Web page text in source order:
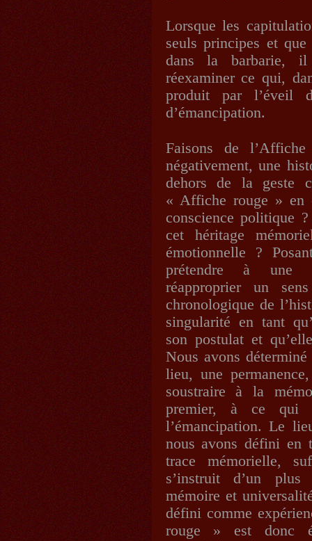
Lorsque les
seuls principes et
dans la barbarie,
réexaminer ce qui,
produit par l’éveil
d’émancipation.
Faisons de
négativement, une
dehors de la geste
« Affiche rouge » en
conscience politique
cet héritage
émotionnelle ?
prétendre à une
réapproprier un
chronologique de
singularité en tant
son postulat et
Nous avons
lieu, une
soustraire à la
premier, à ce qui
l’émancipation. Le
nous avons défini en
trace mémorielle,
s’instruit d’un
mémoire et
défini comme
rouge » est donc